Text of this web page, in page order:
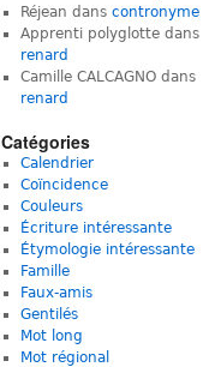
Réjean dans contronyme
Apprenti polyglottedans
renard
Camille CALCAGNOdans
renard
Catégories
Calendrier
Coïncidence
Couleurs
Écriture intéressante
Étymologie intéressante
Famille
Faux-amis
Gentilés
Mot long
Mot régional